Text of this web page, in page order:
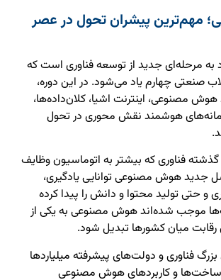
مهم‌ترین پیشران تحول در عصر
به مرحله‌ای جدید از توسعه فناوری است که
صنعتی چهارم یاد می‌شود. در این دوره،
هوش مصنوعی، اینترنت اشیا، کلان‌داده‌ها،
هوشمند نقش محوری در تحول
فناوری که بیشتر به اتوماسیون وظایف
جدید هوش مصنوعی توانایی یادگیری،
و حتی تولید محتوا و دانش را پیدا کرده
موجب شده‌اند هوش مصنوعی به یکی از
رقابت میان کشورها تبدیل شود.
فناوری و دولت‌های پیشرفته میلیاردها
و کاربردهای هوش مصنوعی